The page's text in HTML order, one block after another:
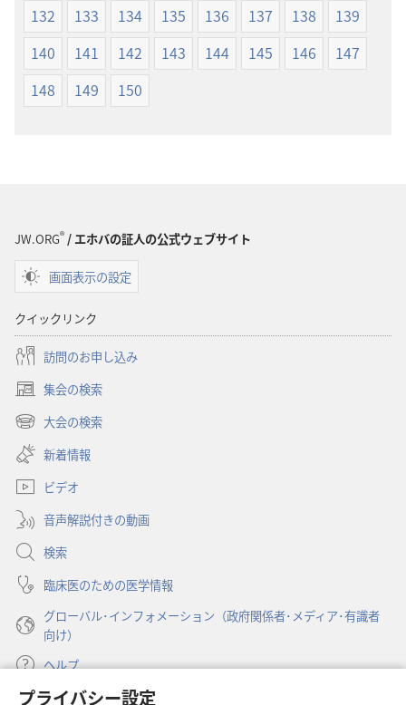
プライバシー設定
132
133 134 135 136 137 138
139
140
141 142 143 144 145 146
147
148
149 150
JW.ORG®/ エホバの証人の公式ウェブサイト
画面表示の設定
クイックリンク
訪問のお申し込み
集会の検索
（新
し
タ
で
開
く）
大会の検索
（新
し
い
タ
ブ
で
開
く）
新着情報
ビデオ
音声解説付きの動画
検索
臨床医のための医学情報
グローバル･インフォメーション（政府関係者･メディア･有識者
向け）
ヘルプ